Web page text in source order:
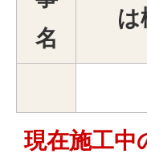
名
は
現在施工中